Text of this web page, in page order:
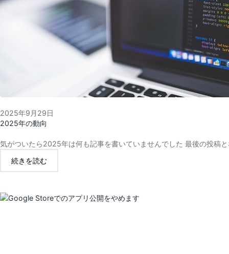
2025年9月29日
2025年の動向
気がついたら2025年は何も記事を書いていませんでした 最後の投稿
続きを読む:
2025
動